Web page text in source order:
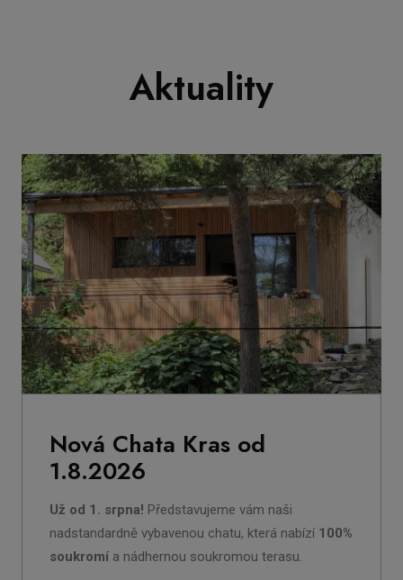
Aktuality
Nová Chata Kras od
1.8.2026
Už od 1. srpna! Představujeme vám naši
nadstandardně vybavenou chatu, která nabízí 100%
soukromí a nádhernou soukromou terasu.